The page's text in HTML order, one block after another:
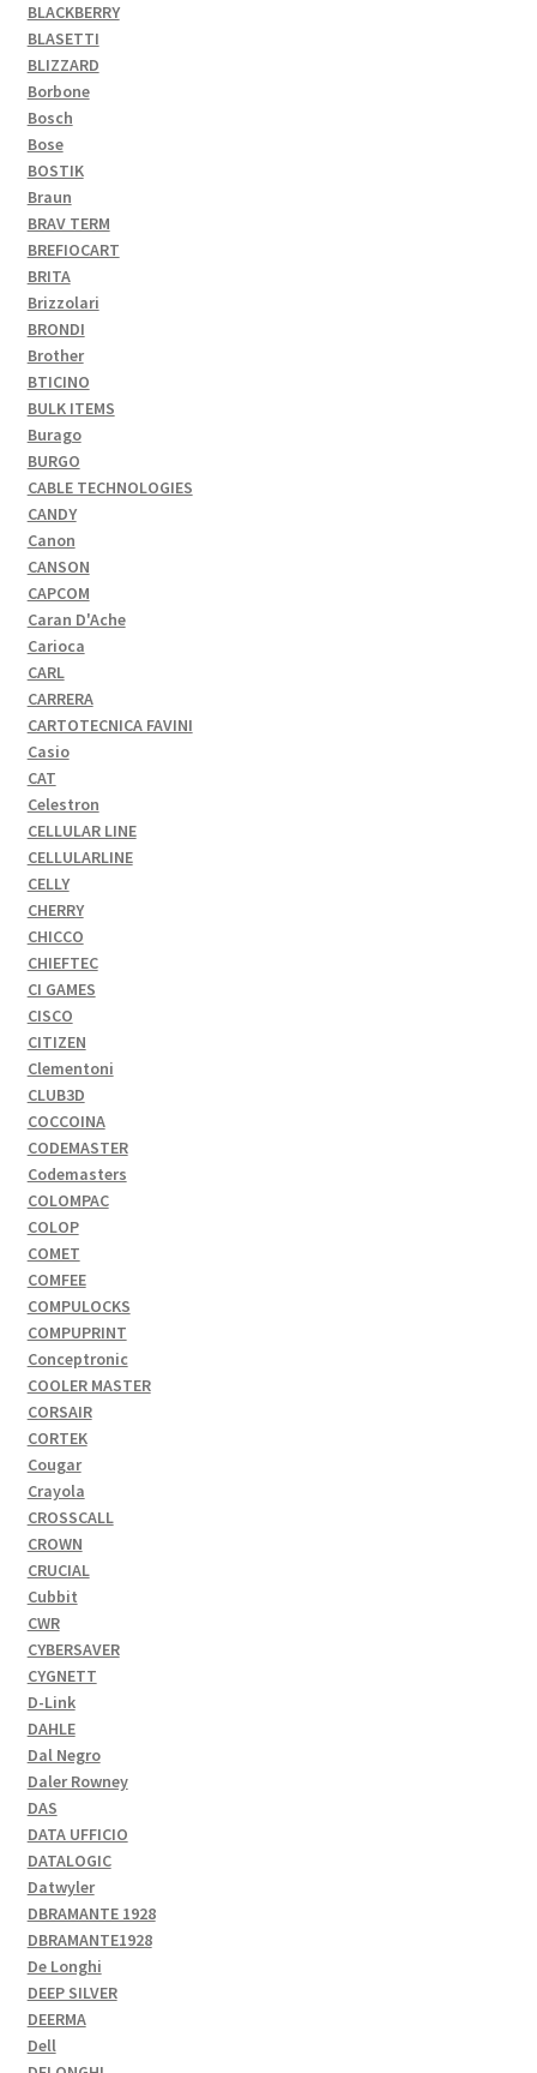
BLACKBERRY
BLASETTI
BLIZZARD
Borbone
Bosch
Bose
BOSTIK
Braun
BRAV TERM
BREFIOCART
BRITA
Brizzolari
BRONDI
Brother
BTICINO
BULK ITEMS
Burago
BURGO
CABLE TECHNOLOGIES
CANDY
Canon
CANSON
CAPCOM
Caran D'Ache
Carioca
CARL
CARRERA
CARTOTECNICA FAVINI
Casio
CAT
Celestron
CELLULAR LINE
CELLULARLINE
CELLY
CHERRY
CHICCO
CHIEFTEC
CI GAMES
CISCO
CITIZEN
Clementoni
CLUB3D
COCCOINA
CODEMASTER
Codemasters
COLOMPAC
COLOP
COMET
COMFEE
COMPULOCKS
COMPUPRINT
Conceptronic
COOLER MASTER
CORSAIR
CORTEK
Cougar
Crayola
CROSSCALL
CROWN
CRUCIAL
Cubbit
CWR
CYBERSAVER
CYGNETT
D-Link
DAHLE
Dal Negro
Daler Rowney
DAS
DATA UFFICIO
DATALOGIC
Datwyler
DBRAMANTE 1928
DBRAMANTE1928
De Longhi
DEEP SILVER
DEERMA
Dell